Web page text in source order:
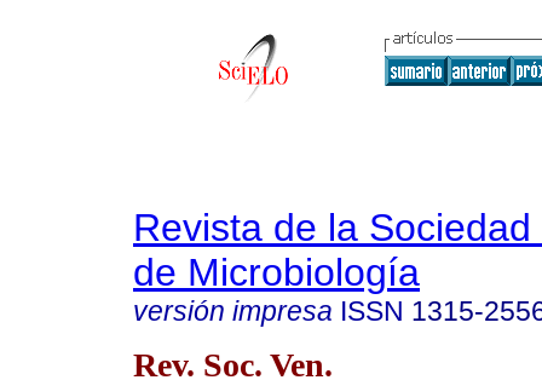
Revista de la
de Microbiología
versión impresa ISSN 1315-
Rev. Soc. Ven.